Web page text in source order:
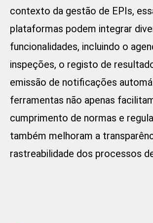
contexto da gestão de EPIs,
plataformas podem integrar
funcionalidades, incluindo o
inspeções, o registo de
emissão de notificações
ferramentas não apenas
cumprimento de normas e
também melhoram a
rastreabilidade dos processos